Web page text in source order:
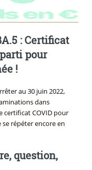
: Certificat
pour
!
au 30 juin 2022,
dans
certificat COVID pour
se répéter encore en
question,